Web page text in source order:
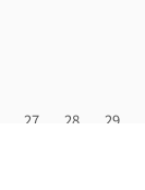
27 28 29